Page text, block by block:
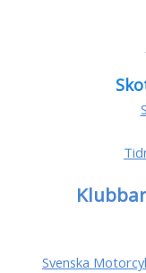
Svenska